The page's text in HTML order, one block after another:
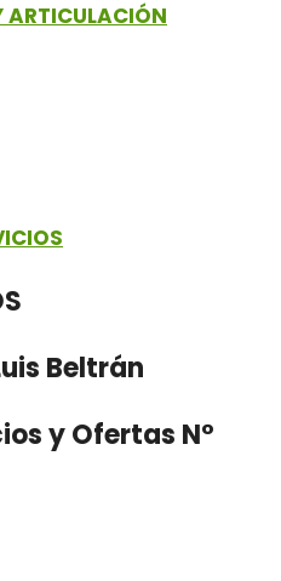
ARTICULACIÓN
Beltrán
y Ofertas N°